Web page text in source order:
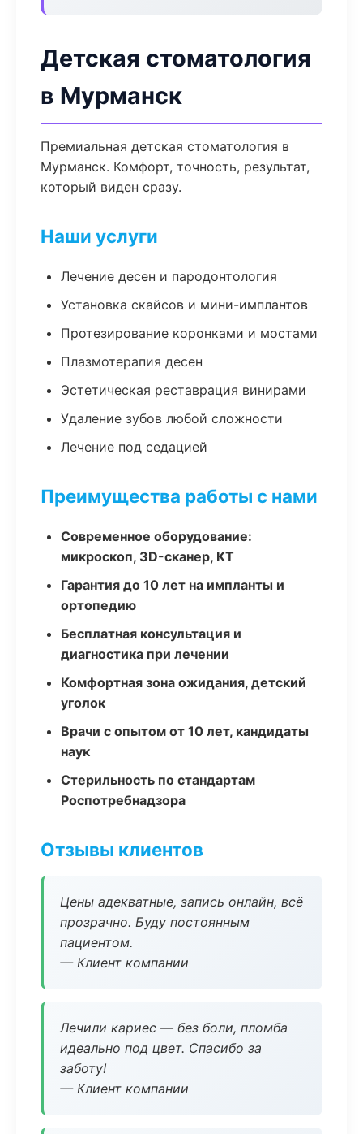
Детская стоматология
в Мурманск
Премиальная детская стоматология в
Мурманск. Комфорт, точность, результат,
который виден сразу.
Наши услуги
Лечение десен и пародонтология
Установка скайсов и мини-имплантов
Протезирование коронками и мостами
Плазмотерапия десен
Эстетическая реставрация винирами
Удаление зубов любой сложности
Лечение под седацией
Преимущества работы с нами
Современное оборудование:
микроскоп, 3D-сканер, КТ
Гарантия до 10 лет на импланты и
ортопедию
Бесплатная консультация и
диагностика при лечении
Комфортная зона ожидания, детский
уголок
Врачи с опытом от 10 лет, кандидаты
наук
Стерильность по стандартам
Роспотребнадзора
Отзывы клиентов
Цены адекватные, запись онлайн, всё
прозрачно. Буду постоянным
пациентом.
— Клиент компании
Лечили кариес — без боли, пломба
идеально под цвет. Спасибо за
заботу!
— Клиент компании